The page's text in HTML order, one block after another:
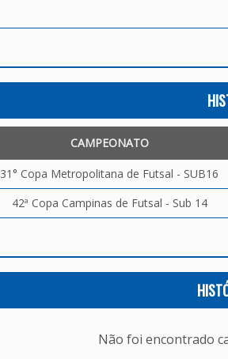
CAMPEONATO
31° Copa Metropolitana de Futsal - SUB16
42ª Copa Campinas de Futsal - Sub 14
Não foi encontrado